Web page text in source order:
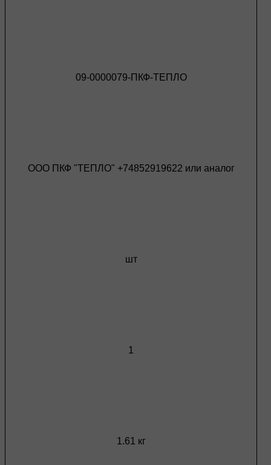
09-0000079-ПКФ-ТЕПЛО
ООО ПКФ "ТЕПЛО" +74852919622 или аналог
шт
1
1.61 кг